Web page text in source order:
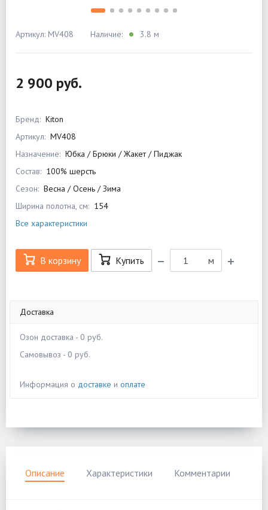
Артикул: MV408 Наличие: 3.8 м
2 900 руб.
Бренд: Kiton
Артикул: MV408
Назначение: Юбка / Брюки / Жакет / Пиджак
Состав: 100% шерсть
Сезон: Весна / Осень / Зима
Ширина полотна, см: 154
Все характеристики
В корзину Купить м
Доставка
Озон доставка - 0 руб.
Самовывоз - 0 руб.
Информация о доставке и оплате
Описание Характеристики Комментарии